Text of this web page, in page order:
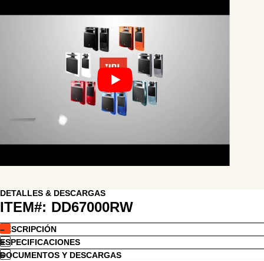
DETALLES & DESCARGAS
ITEM#: DD67000RW
DESCRIPCIÓN
ESPECIFICACIONES
DOCUMENTOS Y DESCARGAS